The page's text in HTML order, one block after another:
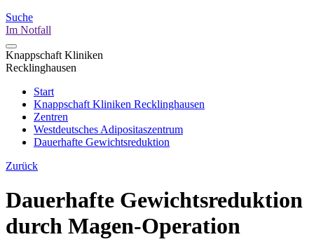
Suche
Im Notfall
Knappschaft Kliniken
Recklinghausen
Start
Knappschaft Kliniken Recklinghausen
Zentren
Westdeutsches Adipositaszentrum
Dauerhafte Gewichtsreduktion
Zurück
Dauerhafte Gewichtsreduktion
durch Magen-Operation